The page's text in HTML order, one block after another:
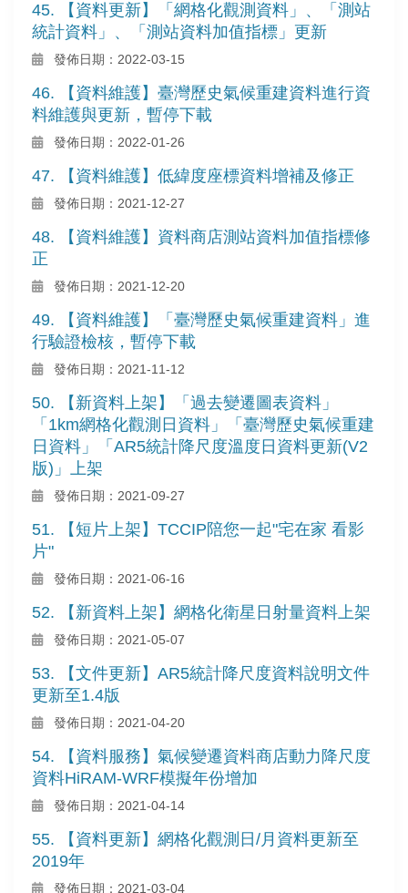
45. 【資料更新】「網格化觀測資料」、「測站
統計資料」、「測站資料加值指標」更新
發佈日期：2022-03-15
46. 【資料維護】臺灣歷史氣候重建資料進行資
料維護與更新，暫停下載
發佈日期：2022-01-26
47. 【資料維護】低緯度座標資料增補及修正
發佈日期：2021-12-27
48. 【資料維護】資料商店測站資料加值指標修
正
發佈日期：2021-12-20
49. 【資料維護】「臺灣歷史氣候重建資料」進
行驗證檢核，暫停下載
發佈日期：2021-11-12
50. 【新資料上架】「過去變遷圖表資料」
「1km網格化觀測日資料」「臺灣歷史氣候重建
日資料」「AR5統計降尺度溫度日資料更新(V2
版)」上架
發佈日期：2021-09-27
51. 【短片上架】TCCIP陪您一起"宅在家 看影
片"
發佈日期：2021-06-16
52. 【新資料上架】網格化衛星日射量資料上架
發佈日期：2021-05-07
53. 【文件更新】AR5統計降尺度資料說明文件
更新至1.4版
發佈日期：2021-04-20
54. 【資料服務】氣候變遷資料商店動力降尺度
資料HiRAM-WRF模擬年份增加
發佈日期：2021-04-14
55. 【資料更新】網格化觀測日/月資料更新至
2019年
發佈日期：2021-03-04